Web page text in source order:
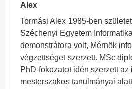
Alex
Tormási Alex 1985-ben
Széchenyi Egyetem
demonstrátora volt, Mérnök
végzettséget szerzett. MSc
PhD-fokozatot idén szerzett
mesterszakos tanulmányai